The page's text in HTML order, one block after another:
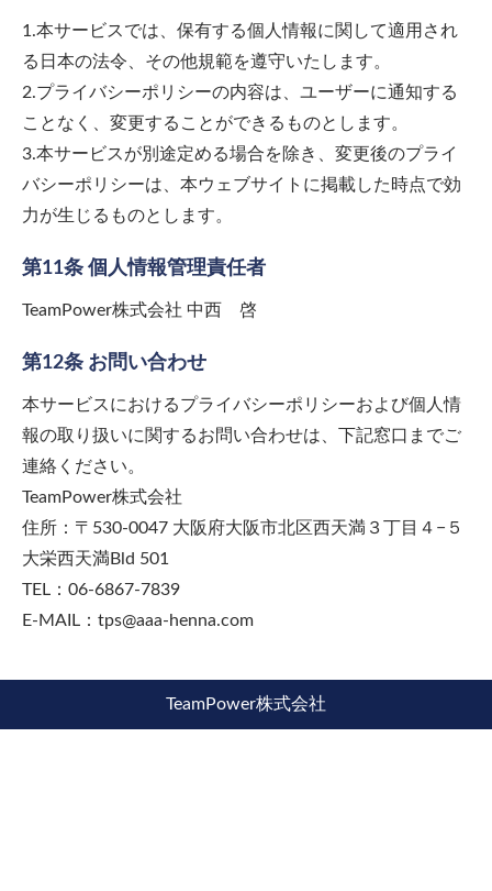
1.本サービスでは、保有する個人情報に関して適用され
る日本の法令、その他規範を遵守いたします。
2.プライバシーポリシーの内容は、ユーザーに通知する
ことなく、変更することができるものとします。
3.本サービスが別途定める場合を除き、変更後のプライ
バシーポリシーは、本ウェブサイトに掲載した時点で効
力が生じるものとします。
第11条 個人情報管理責任者
TeamPower株式会社 中西 啓
第12条 お問い合わせ
本サービスにおけるプライバシーポリシーおよび個人情
報の取り扱いに関するお問い合わせは、下記窓口までご
連絡ください。
TeamPower株式会社
住所：〒530-0047 大阪府大阪市北区西天満３丁目４−５
大栄西天満Bld 501
TEL：06-6867-7839
E-MAIL：tps@aaa-henna.com
TeamPower株式会社